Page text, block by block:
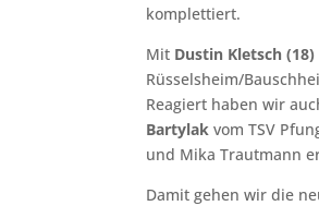
komplettiert.
Mit Dustin Kletsch (18)
Rüsselsheim/
Reagiert haben wir
Bartylak vom TSV
und Mika Trautmann
Damit gehen wir die